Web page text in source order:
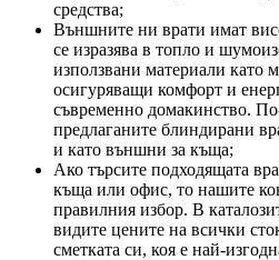
средства;
Външните ни врати имат
се изразява в топло и
използвани материали като
осигуряващи комфорт и
съвременно домакинство.
предлаганите блиндирани
и като външни за къща;
Ако търсите подходящата
къща или офис, то нашите
правилния избор. В
видите цените на всички
сметката си, коя е най-